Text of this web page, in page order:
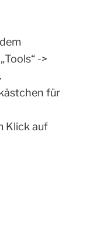
->
für
Klick auf